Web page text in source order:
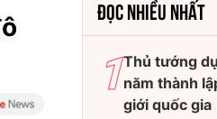
ĐỌC NHIỀU NHẤT
Thủ tướng
năm thành
giới quốc gia